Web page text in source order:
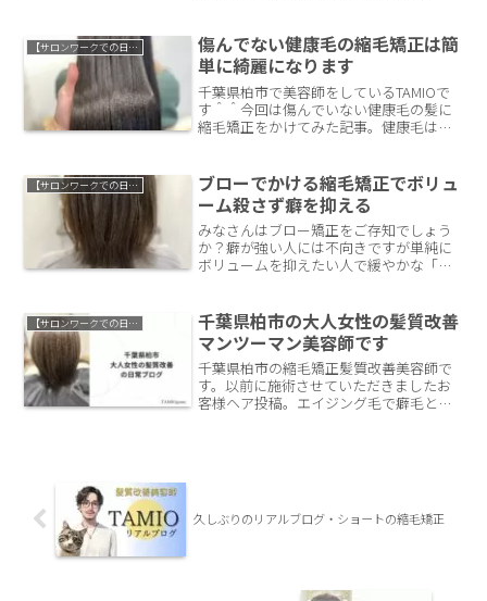
毛矯正ってほぼほぼ同じなんです。今回
はパーマがなぜかかるかの不思議を紐解
いていきたいと思います。
【サロンワークでの日常】
傷んでない健康毛の縮毛矯正は簡
単に綺麗になります
千葉県柏市で美容師をしているTAMIOで
す＾＾今回は傷んでいない健康毛の髪に
縮毛矯正をかけてみた記事。健康毛は艶
【サロンワークでの日常】
ブローでかける縮毛矯正でボリュ
ーム殺さず癖を抑える
みなさんはブロー矯正をご存知でしょう
か？癖が強い人には不向きですが単純に
ボリュームを抑えたい人で緩やかな「う
しょうか？そんなブロー矯正について解
説していきます。
【サロンワークでの日常】
千葉県柏市の大人女性の髪質改善
マンツーマン美容師です
千葉県柏市の縮毛矯正髪質改善美容師で
す。以前に施術させていただきましたお
客様ヘア投稿。エイジング毛で癖毛と白
久しぶりのリアルブログ・ショートの縮毛矯正